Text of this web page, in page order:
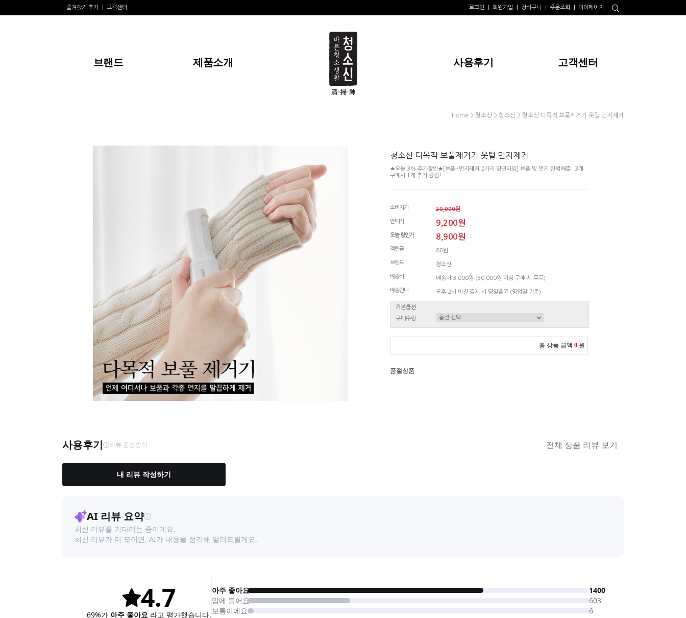
즐겨찾기 추가 고객센터 로그인 회원가입 장바구니 주문조회 마이페이지
브랜드 제품소개 사용후기 고객센터
Home > 청소신 > 청소신 > 청소신 다목적 보풀제거기 옷털 먼지제거
청소신 다목적 보풀제거기 옷털 먼지제거
★오늘 3% 추가할인★[보풀+먼지제거 2가지 양면타입] 보풀 및 먼지 완벽해결! 3개
구매시 1개 추가 증정!
소비자가 20,000원
판매가 9,200원
오늘 할인가 8,900원
적립금 88원
브랜드 청소신
배송비 배송비 3,000원 (50,000원 이상 구매 시 무료)
배송안내 오후 2시 이전 결제 시 당일출고 (영업일 기준)
기본옵션
구매수량
총 상품 금액 0 원
품절상품